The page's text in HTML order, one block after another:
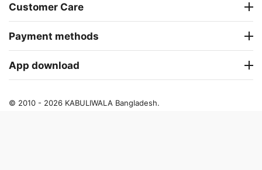
Customer Care
Payment methods
App download
© 2010 - 2026 KABULIWALA Bangladesh.